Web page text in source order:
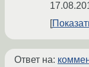
Ответ на: